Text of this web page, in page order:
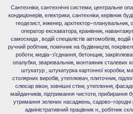
Сантехніки, сантехнічні системи, центральне
кондиціонерів, електрики, сантехніки, керівник
геодезист, інженер, архітектор-планувальник,
оператор екскаватора, кранівник,
самоскида , водій спеціалістів автомобілів,
ручний робітник, помічник на будівництві,
роботи, медіа-з'єднання, бетонщик,
опалубки, зварювальник, монтажник сталевих
штукатур , штукатурка картонної коробки,
столярних виробів, утеплювач, плиточник,
слюсар вікон, зовнішні стіни, утеплення,
майданчиків, підтримання чистоти, прибирання
утримання зелених насаджень, садово-городні
адміністративний працівник н., робітник